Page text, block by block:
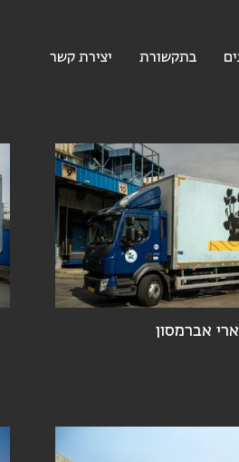
בתקשורת יצירת קשר
אברמסון